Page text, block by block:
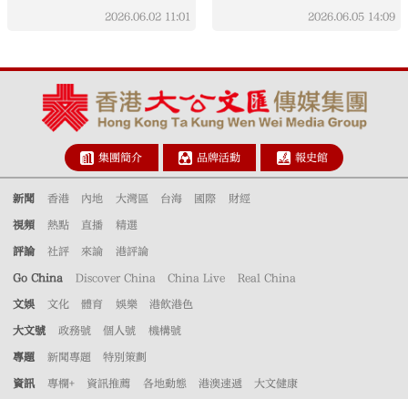
2026.06.02 11:01 2026.06.05 14:09
集團簡介 品牌活動 報史館
新聞 香港 內地 大灣區 台海 國際 財經
視頻 熱點 直播 精選
評論 社評 來論 港評論
Go China Discover China China Live Real China
文娛 文化 體育 娛樂 港飲港色
大文號 政務號 個人號 機構號
專題 新聞專題 特別策劃
資訊 專欄+ 資訊推薦 各地動態 港澳速遞 大文健康